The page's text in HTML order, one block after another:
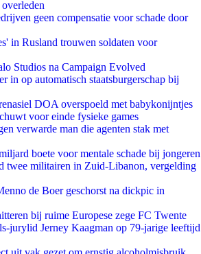
geen compensatie voor schade door
in Rusland trouwen soldaten voor
Studios na Campaign Evolved
in op automatisch staatsburgerschap bij
DOA overspoeld met babykonijntjes
voor einde fysieke games
verwarde man die agenten stak met
boete voor mentale schade bij jongeren
twee militairen in Zuid-Libanon, vergelding
de Boer geschorst na dickpic in
bij ruime Europese zege FC Twente
jurylid Jerney Kaagman op 79-jarige leeftijd